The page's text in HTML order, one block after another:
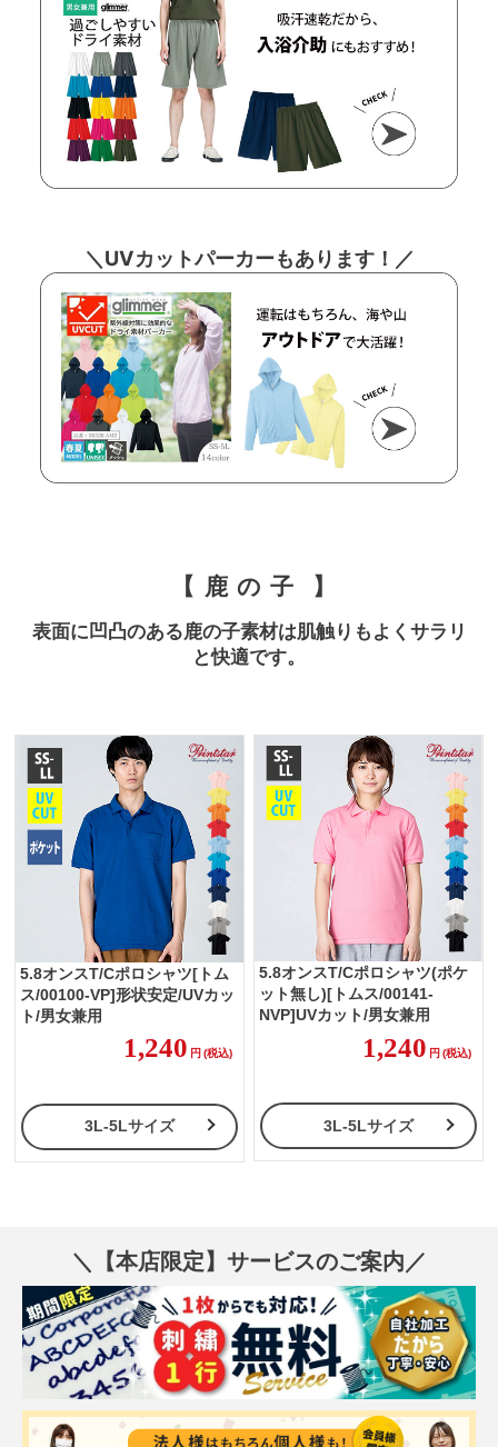
＼UVカットパーカーもあります！／
鹿の子
表面に凹凸のある鹿の子素材は肌触りもよくサラリ
と快適です。
5.8オンスT/Cポロシャツ[トム
ス/00100-VP]形状安定/UVカッ
ト/男女兼用
1,240 円 (税込)
3L-5Lサイズ
5.8オンスT/Cポロシャツ(ポケ
ット無し)[トムス/00141-
NVP]UVカット/男女兼用
1,240 円 (税込)
3L-5Lサイズ
＼【本店限定】サービスのご案内／